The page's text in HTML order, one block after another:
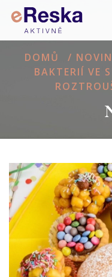
DOMŮ /
BAKTERIÍ VE